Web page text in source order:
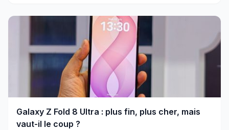
Galaxy Z Fold 8 Ultra : plus fin, plus cher, mais
vaut-il le coup ?